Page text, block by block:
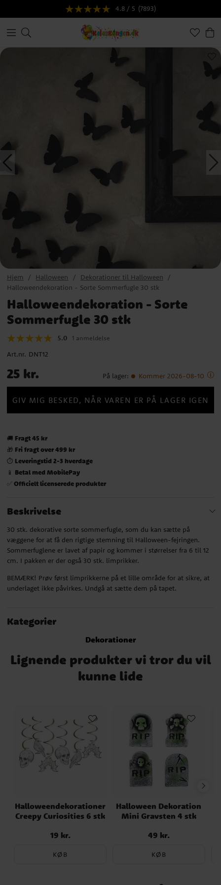
4.8 / 5 (7893)
Hjem Halloween
Dekorationer til Halloween
Halloweendekoration - Sorte Sommerfugle 30 stk
Halloweendekoration - Sorte
Sommerfugle 30 stk
5.0 1 anmeldelse
Art.nr. DNT12
Pris 25 kr.
25 kr. På lager: Kommer 2026-08-10
GIV MIG BESKED, NÅR VAREN ER PÅ LAGER IGEN
🚚 Fragt 45 kr
🎁 Fri fragt over 499 kr
⏱️ Leveringstid 2-3 hverdage
📱 Betal med MobilePay
✅ Officielt licenserede produkter
Beskrivelse
30 stk. dekorative sorte sommerfugle, som du kan sætte på
væggene for at få den rigtige stemning til Halloween-fejringen.
Sommerfuglene er lavet af papir og kommer i størrelser fra 6 til 12
cm. I pakken er der også 30 stk. limprikker.
BEMÆRK! Prøv først limprikkerne på et lille område for at sikre, at
underlaget ikke påvirkes. Undgå at sætte dem på tapet.
Kategorier
Dekorationer
Lignende produkter vi tror du vil
kunne lide
Halloweendekorationer
Creepy Curiosities 6 stk
Pris: 19 kr.
19 kr.
KØB
Halloween Dekoration
Mini Gravsten 4 stk
Pris: 49 kr.
49 kr.
KØB